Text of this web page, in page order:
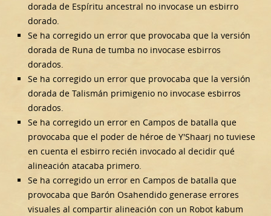
dorada de Espíritu ancestral no invocase un esbirro
dorado.
Se ha corregido un error que provocaba que la versión
dorada de Runa de tumba no invocase esbirros
dorados.
Se ha corregido un error que provocaba que la versión
dorada de Talismán primigenio no invocase esbirros
dorados.
Se ha corregido un error en Campos de batalla que
provocaba que el poder de héroe de Y'Shaarj no tuviese
en cuenta el esbirro recién invocado al decidir qué
alineación atacaba primero.
Se ha corregido un error en Campos de batalla que
provocaba que Barón Osahendido generase errores
visuales al compartir alineación con un Robot kabum